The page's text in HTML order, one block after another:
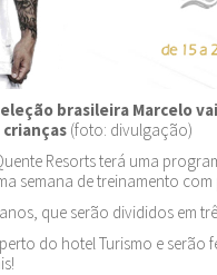
brasileira Marcelo
crianças(foto: divulgação)
Resorts terá uma
semana de treinamento com
que serão divididos em
do hotel Turismo e serão